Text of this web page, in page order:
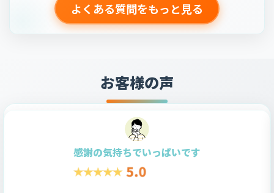
よくある質問をもっと見る
お客様の声
感謝の気持ちでいっぱいです